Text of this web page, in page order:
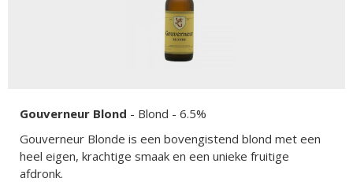
Gouverneur Blond - Blond - 6.5%
Gouverneur Blonde is een bovengistend blond met een
heel eigen, krachtige smaak en een unieke fruitige
afdronk.